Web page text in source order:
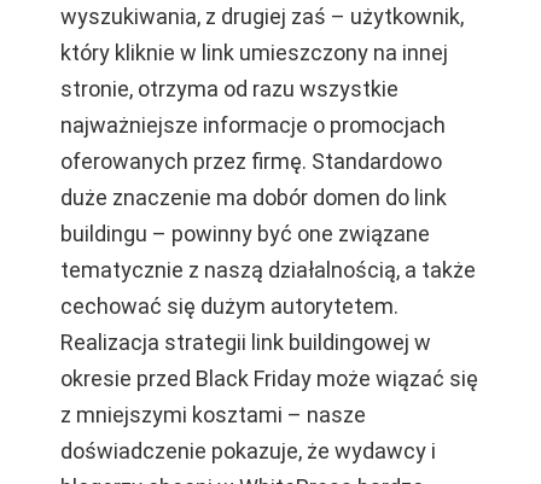
wyszukiwania, z drugiej zaś – użytkownik,
który kliknie w link umieszczony na innej
stronie, otrzyma od razu wszystkie
najważniejsze informacje o promocjach
oferowanych przez firmę. Standardowo
duże znaczenie ma dobór domen do link
buildingu – powinny być one związane
tematycznie z naszą działalnością, a także
cechować się dużym autorytetem.
Realizacja strategii link buildingowej w
okresie przed Black Friday może wiązać się
z mniejszymi kosztami – nasze
doświadczenie pokazuje, że wydawcy i